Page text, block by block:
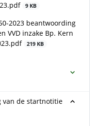
9 KB
2023 beantwoording
VVD inzake Bp. Kern
219 KB
van de startnotitie